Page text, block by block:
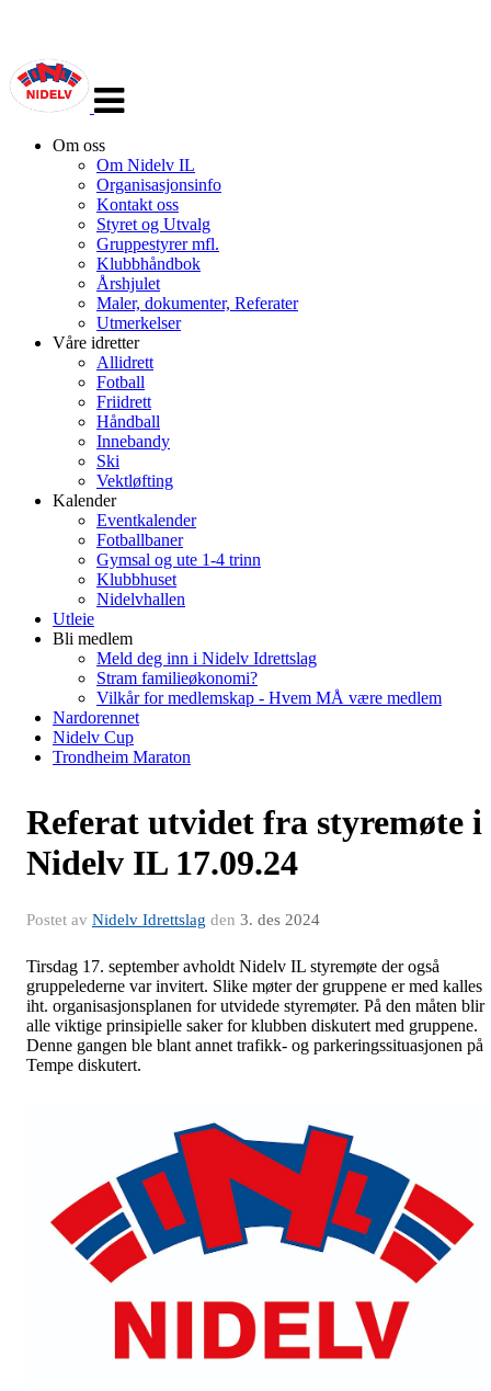
navigasjon
Om oss
Om Nidelv IL
Organisasjonsinfo
Kontakt oss
Styret og Utvalg
Gruppestyrer mfl.
Klubbhåndbok
Årshjulet
Maler, dokumenter, Referater
Utmerkelser
Våre idretter
Allidrett
Fotball
Friidrett
Håndball
Innebandy
Ski
Vektløfting
Kalender
Eventkalender
Fotballbaner
Gymsal og ute 1-4 trinn
Klubbhuset
Nidelvhallen
Utleie
Bli medlem
Meld deg inn i Nidelv Idrettslag
Stram familieøkonomi?
Vilkår for medlemskap - Hvem MÅ være medlem
Nardorennet
Nidelv Cup
Trondheim Maraton
Referat utvidet fra styremøte i
Nidelv IL 17.09.24
Postet av Nidelv Idrettslag den 3. des 2024
Tirsdag 17. september avholdt Nidelv IL styremøte der også
gruppelederne var invitert. Slike møter der gruppene er med kalles
iht. organisasjonsplanen for utvidede styremøter. På den måten blir
alle viktige prinsipielle saker for klubben diskutert med gruppene.
Denne gangen ble blant annet trafikk- og parkeringssituasjonen på
Tempe diskutert.